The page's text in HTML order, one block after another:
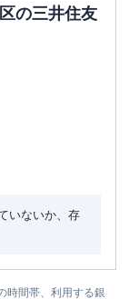
の三井住友
いないか、存
時間帯、利用する銀